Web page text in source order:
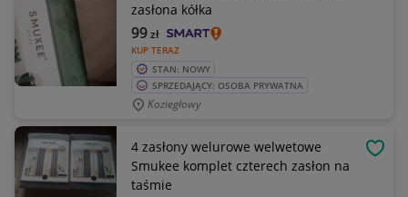
zasłona kółka
KUP TERAZ
99zł
STAN: NOWY
SPRZEDAJĄCY: OSOBA PRYWATNA
Koziegłowy
4 zasłony welurowe welwetowe
Smukee komplet czterech zasłon na
taśmie